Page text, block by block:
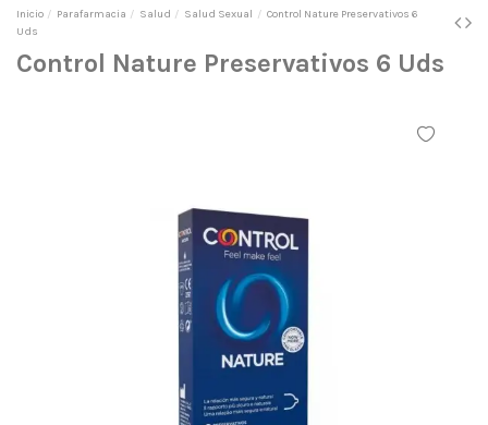
Inicio Parafarmacia Salud Salud Sexual
Control Nature Preservativos 6
Uds
Control Nature Preservativos 6 Uds